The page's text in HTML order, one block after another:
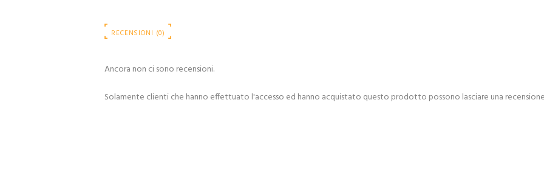
RECENSIONI (0)
Ancora non ci sono recensioni.
Solamente clienti che hanno effettuato l'accesso ed hanno acquistato questo prodotto possono lasciare una